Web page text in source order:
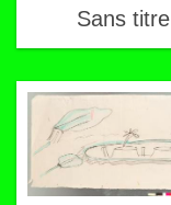
Sans titre